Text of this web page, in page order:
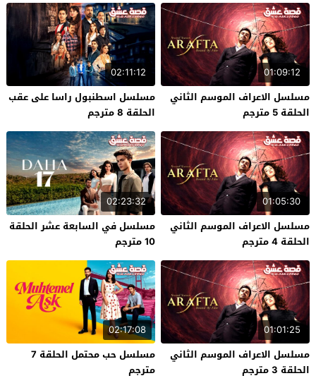
01:09:12
مسلسل الاعراف الموسم الثاني
الحلقة 5 مترجم
02:11:12
مسلسل اسطنبول راسا على عقب
الحلقة 8 مترجم
01:05:30
مسلسل الاعراف الموسم الثاني
الحلقة 4 مترجم
02:23:32
مسلسل في السابعة عشر الحلقة
10 مترجم
01:01:25
مسلسل الاعراف الموسم الثاني
الحلقة 3 مترجم
02:17:08
مسلسل حب محتمل الحلقة 7
مترجم